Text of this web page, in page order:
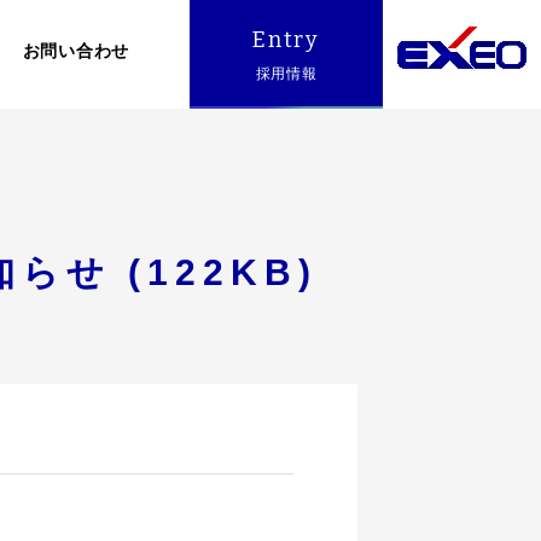
お問い合わせ Entry
採用情報
らせ (122KB)